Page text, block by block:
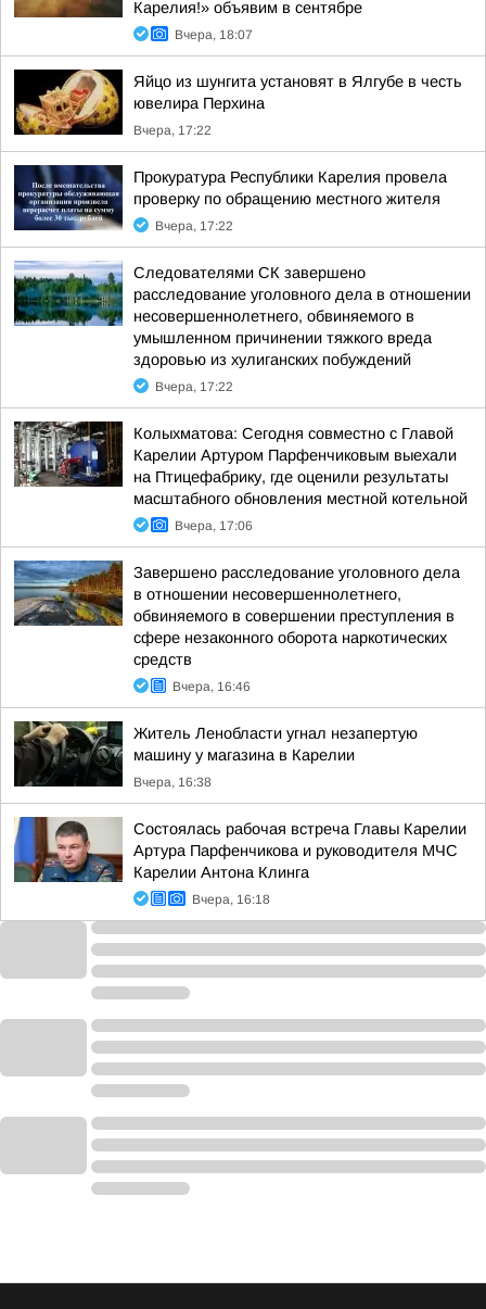
Карелия!» объявим в сентябре
Вчера, 18:07
Яйцо из шунгита установят в Ялгубе в честь
ювелира Перхина
Вчера, 17:22
Прокуратура Республики Карелия провела
проверку по обращению местного жителя
Вчера, 17:22
Следователями СК завершено
расследование уголовного дела в отношении
несовершеннолетнего, обвиняемого в
умышленном причинении тяжкого вреда
здоровью из хулиганских побуждений
Вчера, 17:22
Колыхматова: Сегодня совместно с Главой
Карелии Артуром Парфенчиковым выехали
на Птицефабрику, где оценили результаты
масштабного обновления местной котельной
Вчера, 17:06
Завершено расследование уголовного дела
в отношении несовершеннолетнего,
обвиняемого в совершении преступления в
сфере незаконного оборота наркотических
средств
Вчера, 16:46
Житель Ленобласти угнал незапертую
машину у магазина в Карелии
Вчера, 16:38
Состоялась рабочая встреча Главы Карелии
Артура Парфенчикова и руководителя МЧС
Карелии Антона Клинга
Вчера, 16:18